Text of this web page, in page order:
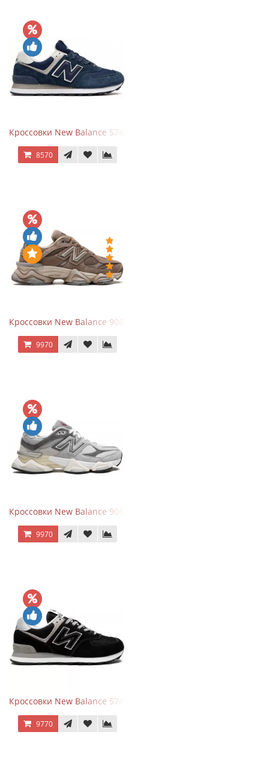
Кроссовки New Balance 574 Navy Blue White
8570
Кроссовки New Balance 9060 Mushroom
9970
Кроссовки New Balance 9060 Rain Cloud Grey
9970
Кроссовки New Balance 574 Evergreen Black
9770